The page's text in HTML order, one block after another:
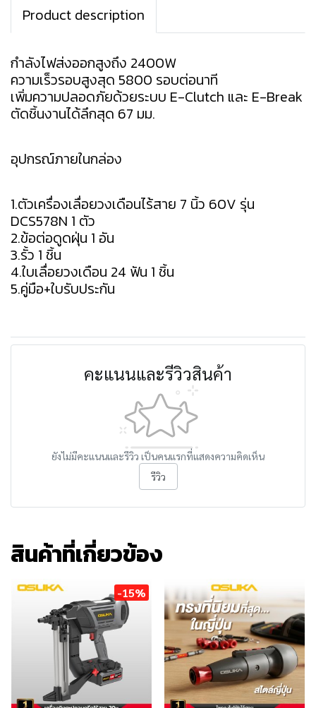
Product description
กำลังไฟส่งออกสูงถึง 2400W
ความเร็วรอบสูงสุด 5800 รอบต่อนาที
เพิ่มความปลอดภัยด้วยระบบ E-Clutch และ E-Break
ตัดชิ้นงานได้ลึกสุด 67 มม.
อุปกรณ์ภายในกล่อง
1.ตัวเครื่องเลื่อยวงเดือนไร้สาย 7 นิ้ว 60V รุ่น
DCS578N 1 ตัว
2.ข้อต่อดูดฝุ่น 1 อัน
3.รั้ว 1 ชิ้น
4.ใบเลื่อยวงเดือน 24 ฟัน 1 ชิ้น
5.คู่มือ+ใบรับประกัน
คะแนนและรีวิวสินค้า
ยังไม่มีคะแนนและรีวิว เป็นคนแรกที่แสดงความคิดเห็น
รีวิว
สินค้าที่เกี่ยวข้อง
-15%